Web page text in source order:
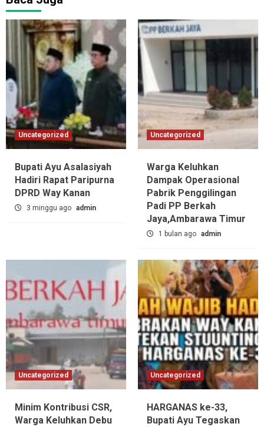
Uncategorized
Bupati Ayu Asalasiyah
Hadiri Rapat Paripurna
DPRD Way Kanan
3 minggu ago admin
Uncategorized
Warga Keluhkan
Dampak Operasional
Pabrik Penggilingan
Padi PP Berkah
Jaya,‎Ambarawa Timur
1 bulan ago admin
Uncategorized
Minim Kontribusi CSR,
Warga Keluhkan Debu
Uncategorized
HARGANAS ke-33,
Bupati Ayu Tegaskan